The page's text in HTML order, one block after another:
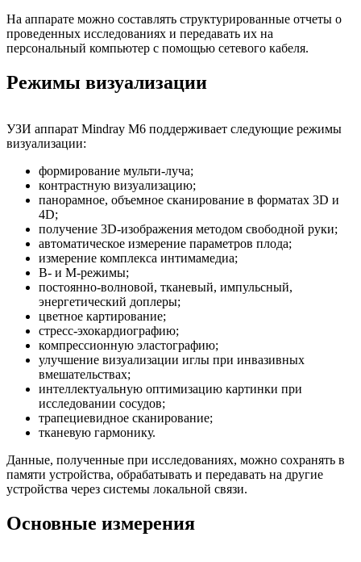
На аппарате можно составлять структурированные отчеты о
проведенных исследованиях и передавать их на
персональный компьютер с помощью сетевого кабеля.
Режимы визуализации
УЗИ аппарат Mindray M6 поддерживает следующие режимы
визуализации:
формирование мульти-луча;
контрастную визуализацию;
панорамное, объемное сканирование в форматах 3D и
4D;
получение 3D-изображения методом свободной руки;
автоматическое измерение параметров плода;
измерение комплекса интимамедиа;
В- и М-режимы;
постоянно-волновой, тканевый, импульсный,
энергетический доплеры;
цветное картирование;
стресс-эхокардиографию;
компрессионную эластографию;
улучшение визуализации иглы при инвазивных
вмешательствах;
интеллектуальную оптимизацию картинки при
исследовании сосудов;
трапециевидное сканирование;
тканевую гармонику.
Данные, полученные при исследованиях, можно сохранять в
памяти устройства, обрабатывать и передавать на другие
устройства через системы локальной связи.
Основные измерения